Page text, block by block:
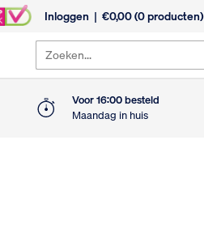
Inloggen €0,00(0 producten)
Zoeken...
Voor 16:00 besteld
Maandag in huis